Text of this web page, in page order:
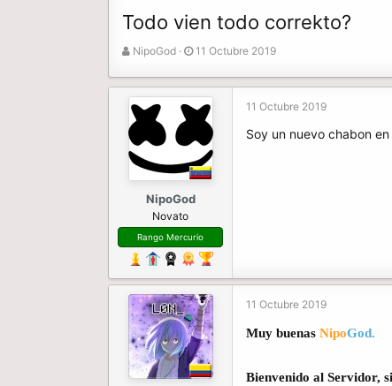
Todo vien todo correkto?
A
o
r
NipoGod
F
h
i
n
i
i
o
11 Octubre 2019
NipoGod
Novato
Rango Mercurio
11 Octubre 2019
Soy un nuevo chabon
11 Octubre 2019
Muy buenas NipoGod.
Bienvenido al Servidor,